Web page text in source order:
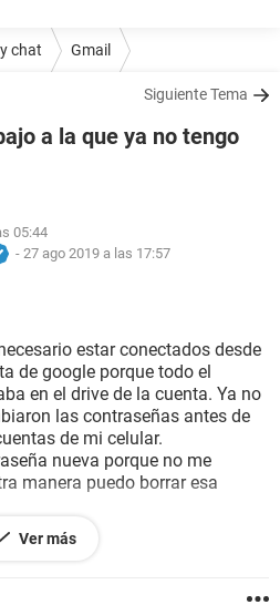
chat Gmail
Siguiente Tema
a la que ya no tengo
05:44
- 27 ago 2019 a las 17:57
estar conectados desde
de google porque todo el
en el drive de la cuenta. Ya no
las contraseñas antes de
de mi celular.
nueva porque no me
manera puedo borrar esa
Ver más